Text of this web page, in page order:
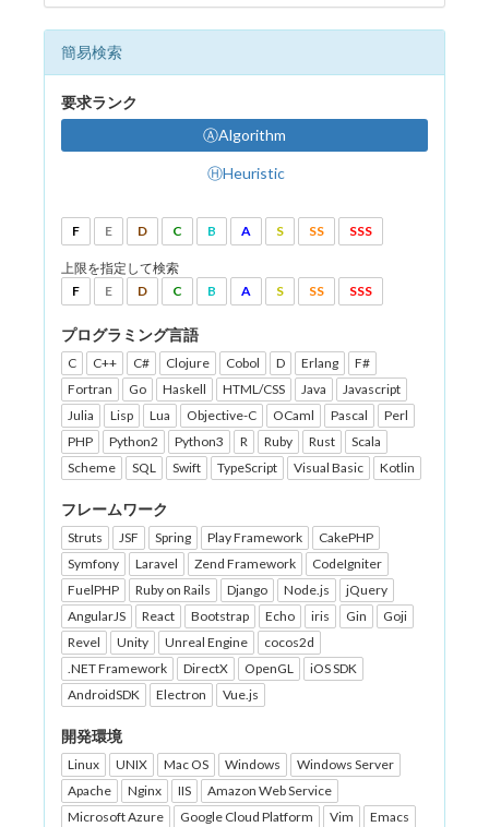
簡易検索
要求ランク
ⒶAlgorithm
ⒽHeuristic
F E D C B A S SS SSS
上限を指定して検索
F
E D C B A S SS SSS
プログラミング言語
C C++ C# Clojure Cobol D Erlang
F#
Fortran
Go Haskell HTML/CSS Java
Javascript
Julia
Lisp Lua Objective-C OCaml Pascal
Perl
PHP
Python2 Python3 R Ruby Rust
Scala
Scheme
SQL Swift TypeScript Visual Basic Kotlin
フレームワーク
Struts JSF Spring Play Framework
CakePHP
Symfony
Laravel Zend Framework
CodeIgniter
FuelPHP
Ruby on Rails Django Node.js
jQuery
AngularJS
React Bootstrap Echo iris Gin
Goji
Revel
Unity Unreal Engine
cocos2d
.NET Framework
DirectX OpenGL
iOS SDK
AndroidSDK
Electron Vue.js
開発環境
Linux UNIX Mac OS Windows
Windows Server
Apache
Nginx IIS
Amazon Web Service
Microsoft Azure
Google Cloud Platform Vim
Emacs